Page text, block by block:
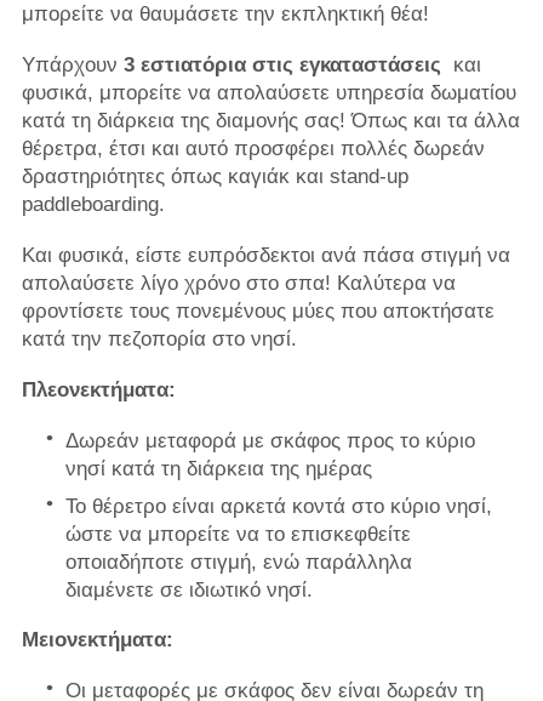
μπορείτε να θαυμάσετε την εκπληκτική θέα!
Υπάρχουν 3 εστιατόρια στις εγκαταστάσεις και
φυσικά, μπορείτε να απολαύσετε υπηρεσία δωματίου
κατά τη διάρκεια της διαμονής σας! Όπως και τα άλλα
θέρετρα, έτσι και αυτό προσφέρει πολλές δωρεάν
δραστηριότητες όπως καγιάκ και stand-up
paddleboarding.
Και φυσικά, είστε ευπρόσδεκτοι ανά πάσα στιγμή να
απολαύσετε λίγο χρόνο στο σπα! Καλύτερα να
φροντίσετε τους πονεμένους μύες που αποκτήσατε
κατά την πεζοπορία στο νησί.
Πλεονεκτήματα:
Δωρεάν μεταφορά με σκάφος προς το κύριο
νησί κατά τη διάρκεια της ημέρας
Το θέρετρο είναι αρκετά κοντά στο κύριο νησί,
ώστε να μπορείτε να το επισκεφθείτε
οποιαδήποτε στιγμή, ενώ παράλληλα
διαμένετε σε ιδιωτικό νησί.
Μειονεκτήματα:
Οι μεταφορές με σκάφος δεν είναι δωρεάν τη